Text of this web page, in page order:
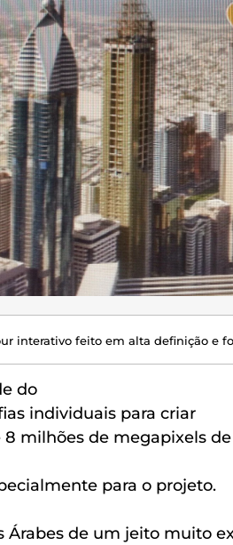
interativo feito em alta definição e
do
individuais para criar
milhões de megapixels
para o projeto.
Árabes de um jeito muito